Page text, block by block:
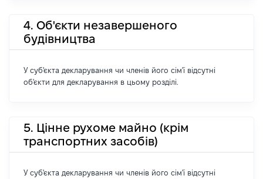
4. Об'єкти незавершеного
будівництва
У суб'єкта декларування чи членів його сім'ї відсутні
об'єкти для декларування в цьому розділі.
5. Цінне рухоме майно (крім
транспортних засобів)
У суб'єкта декларування чи членів його сім'ї відсутні